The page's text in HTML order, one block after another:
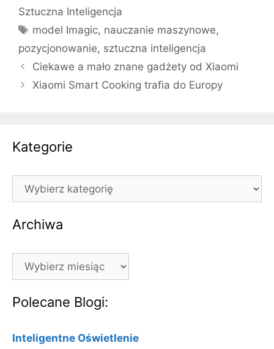
Sztuczna Inteligencja
Tagi
model Imagic, nauczanie maszynowe,
pozycjonowanie, sztuczna inteligencja
Ciekawe a mało znane gadżety od Xiaomi
Xiaomi Smart Cooking trafia do Europy
Kategorie
Kategorie
Archiwa
Archiwa
Polecane Blogi:
Inteligentne Oświetlenie